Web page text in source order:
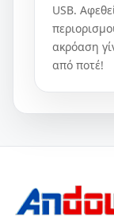
USB.
ακρόαση
από ποτέ!